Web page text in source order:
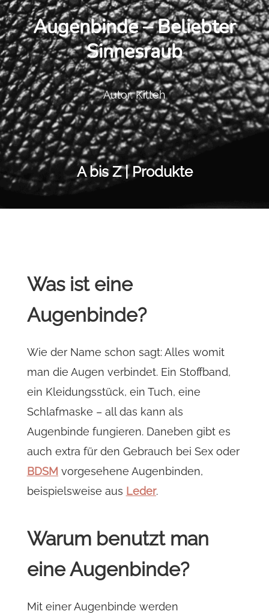
Augenbinde – Beliebter
Sinnesraub
Autor: Kitteh
A bis Z | Produkte
Was ist eine
Augenbinde?
Wie der Name schon sagt: Alles womit
man die Augen verbindet. Ein Stoffband,
ein Kleidungsstück, ein Tuch, eine
Schlafmaske – all das kann als
Augenbinde fungieren. Daneben gibt es
auch extra für den Gebrauch bei Sex oder
BDSM vorgesehene Augenbinden,
beispielsweise aus Leder.
Warum benutzt man
eine Augenbinde?
Mit einer Augenbinde werden